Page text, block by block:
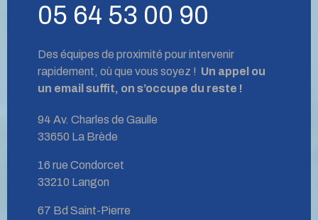
05 64 53 00 90
Des équipes de proximité pour intervenir
rapidement, où que vous soyez ! Un appel ou
un email suffit, on s’occupe du reste !
94 Av. Charles de Gaulle
33650 La Brède
16 rue Condorcet
33210 Langon
67 Bd Saint-Pierre